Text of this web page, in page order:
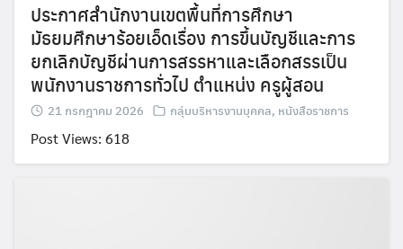
ประกาศสำนักงานเขตพื้นที่การศึกษา
มัธยมศึกษาร้อยเอ็ดเรื่อง การขึ้นบัญชีและการ
ยกเลิกบัญชีผ่านการสรรหาและเลือกสรรเป็น
พนักงานราชการทั่วไป ตำแหน่ง ครูผู้สอน
21 กรกฎาคม 2026 กลุ่มบริหารงานบุคคล, หนังสือราชการ
Post Views: 618